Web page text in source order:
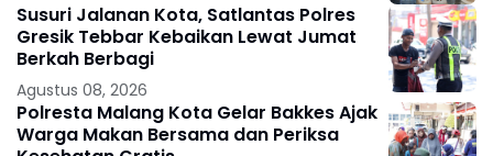
Susuri Jalanan Kota, Satlantas Polres
Gresik Tebbar Kebaikan Lewat Jumat
Berkah Berbagi
Agustus 08, 2026
Polresta Malang Kota Gelar Bakkes Ajak
Warga Makan Bersama dan Periksa